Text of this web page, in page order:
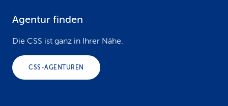
Agentur finden
Die CSS ist ganz in Ihrer Nähe.
CSS-AGENTUREN